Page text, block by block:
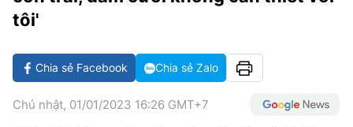
GOLF
CÁC CÚP CHÂU ÂU
GIẢI TRÍ
CÔNG NGHIỆP VĂN HÓA
X-QUANG TIN ĐỒN
VIẾT LẠI ƯỚC MƠ
PHIM
ÂM NHẠC
DU LỊCH
TIN TỨC
THẾ GIỚI SAO
tôi'
Chia sẻ Facebook Chia sẻ Zalo
Chủ nhật, 01/01/2023 16:26 GMT+7